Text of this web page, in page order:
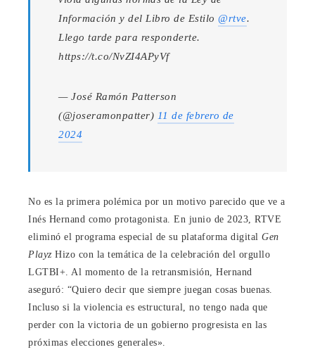
Información y del Libro de Estilo @rtve.
Llego tarde para responderte.
https://t.co/NvZI4APyVf
— José Ramón Patterson
(@joseramonpatter) 11 de febrero de
2024
No es la primera polémica por un motivo parecido que ve a
Inés Hernand como protagonista. En junio de 2023, RTVE
eliminó el programa especial de su plataforma digital Gen
Playz Hizo con la temática de la celebración del orgullo
LGTBI+. Al momento de la retransmisión, Hernand
aseguró: “Quiero decir que siempre juegan cosas buenas.
Incluso si la violencia es estructural, no tengo nada que
perder con la victoria de un gobierno progresista en las
próximas elecciones generales».